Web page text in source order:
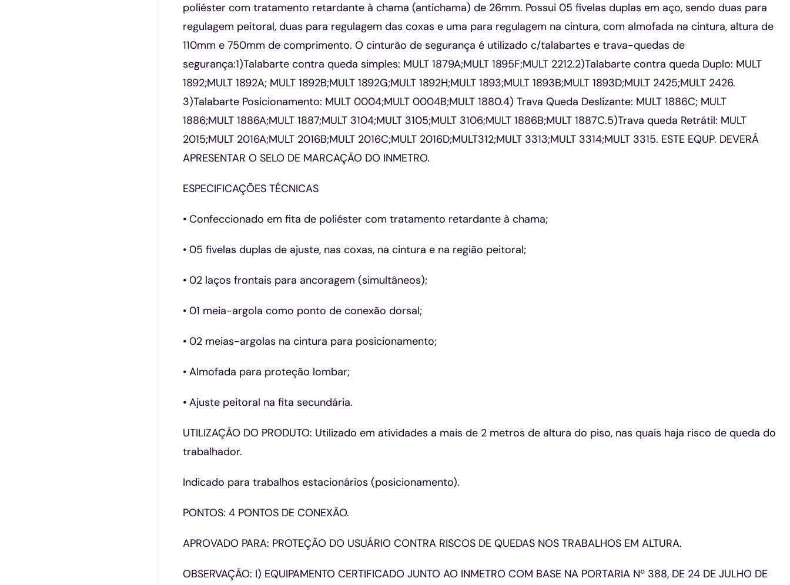
poliéster com tratamento retardante à chama (antichama) de 26mm. Possui 05 fivelas duplas em aço, sendo duas para
regulagem peitoral, duas para regulagem das coxas e uma para regulagem na cintura, com almofada na cintura, altura de
110mm e 750mm de comprimento. O cinturão de segurança é utilizado c/talabartes e trava-quedas de
segurança:1)Talabarte contra queda simples: MULT 1879A;MULT 1895F;MULT 2212.2)Talabarte contra queda Duplo: MULT
1892;MULT 1892A; MULT 1892B;MULT 1892G;MULT 1892H;MULT 1893;MULT 1893B;MULT 1893D;MULT 2425;MULT 2426.
3)Talabarte Posicionamento: MULT 0004;MULT 0004B;MULT 1880.4) Trava Queda Deslizante: MULT 1886C; MULT
1886;MULT 1886A;MULT 1887;MULT 3104;MULT 3105;MULT 3106;MULT 1886B;MULT 1887C.5)Trava queda Retrátil: MULT
2015;MULT 2016A;MULT 2016B;MULT 2016C;MULT 2016D;MULT312;MULT 3313;MULT 3314;MULT 3315. ESTE EQUP. DEVERÁ
APRESENTAR O SELO DE MARCAÇÃO DO INMETRO.
ESPECIFICAÇÕES TÉCNICAS
• Confeccionado em fita de poliéster com tratamento retardante à chama;
• 05 fivelas duplas de ajuste, nas coxas, na cintura e na região peitoral;
• 02 laços frontais para ancoragem (simultâneos);
• 01 meia-argola como ponto de conexão dorsal;
• 02 meias-argolas na cintura para posicionamento;
• Almofada para proteção lombar;
• Ajuste peitoral na fita secundária.
UTILIZAÇÃO DO PRODUTO: Utilizado em atividades a mais de 2 metros de altura do piso, nas quais haja risco de queda do
trabalhador.
Indicado para trabalhos estacionários (posicionamento).
PONTOS: 4 PONTOS DE CONEXÃO.
APROVADO PARA: PROTEÇÃO DO USUÁRIO CONTRA RISCOS DE QUEDAS NOS TRABALHOS EM ALTURA.
OBSERVAÇÃO: I) EQUIPAMENTO CERTIFICADO JUNTO AO INMETRO COM BASE NA PORTARIA Nº 388, DE 24 DE JULHO DE